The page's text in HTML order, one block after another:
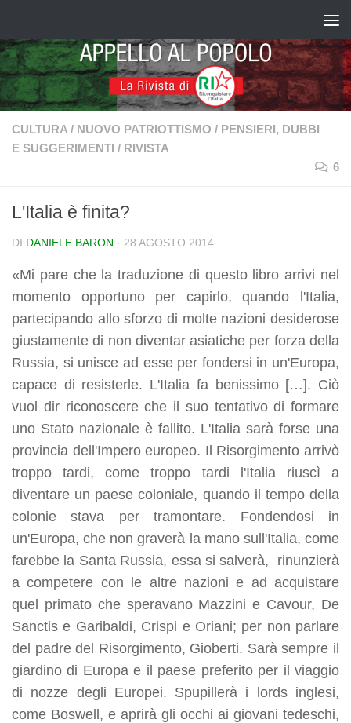
CULTURA / NUOVO PATRIOTTISMO / PENSIERI, DUBBI
E SUGGERIMENTI / RIVISTA
6
L'Italia è finita?
DI DANIELE BARON · 28 AGOSTO 2014
«Mi pare che la traduzione di questo libro arrivi nel
momento opportuno per capirlo, quando l'Italia,
partecipando allo sforzo di molte nazioni desiderose
giustamente di non diventar asiatiche per forza della
Russia, si unisce ad esse per fondersi in un'Europa,
capace di resisterle. L'Italia fa benissimo […]. Ciò
vuol dir riconoscere che il suo tentativo di formare
uno Stato nazionale è fallito. L'Italia sarà forse una
provincia dell'Impero europeo. Il Risorgimento arrivò
troppo tardi, come troppo tardi l'Italia riuscì a
diventare un paese coloniale, quando il tempo della
colonie stava per tramontare. Fondendosi in
un'Europa, che non graverà la mano sull'Italia, come
farebbe la Santa Russia, essa si salverà, rinunzierà
a competere con le altre nazioni e ad acquistare
quel primato che speravano Mazzini e Cavour, De
Sanctis e Garibaldi, Crispi e Oriani; per non parlare
del padre del Risorgimento, Gioberti. Sarà sempre il
giardino di Europa e il paese preferito per il viaggio
di nozze degli Europei. Spupillerà i lords inglesi,
come Boswell, e aprirà gli occhi ai giovani tedeschi,